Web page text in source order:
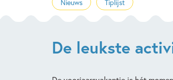
Nieuws Tiplijst
De leukste